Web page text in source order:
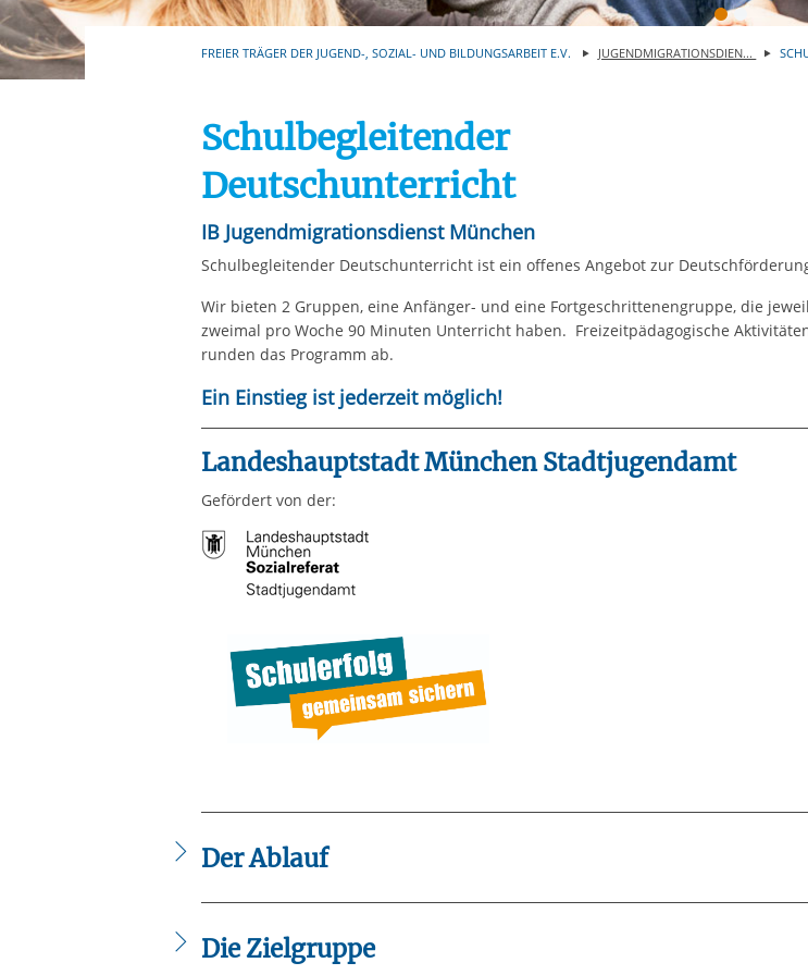
Ihre etwaige Einwilligung erstreckt sich nicht auf notwendige
aufgrund berechtigter Interessen und daher unabhängig von einer
FREIER TRÄGER DER JUGEND-, SOZIAL- UND BILDUNGSARBEIT E.V. JUGENDMIGRATIONSDIEN...
Schulbegleitender
Deutschunterricht
IB Jugendmigrationsdienst München
Schulbegleitender Deutschunterricht ist ein offenes Angebot zur
Wir bieten 2 Gruppen, eine Anfänger- und eine Fortgeschrittenengruppe, die
zweimal pro Woche 90 Minuten Unterricht haben. Freizeitpädagogische
runden das Programm ab.
Ein Einstieg ist jederzeit möglich!
Landeshauptstadt München Stadtjugendamt
Gefördert von der:
Der Ablauf
Kurse für Anfänger und Fortgeschrittene:
IB Sprachinstitut und JMD
Die Zielgruppe